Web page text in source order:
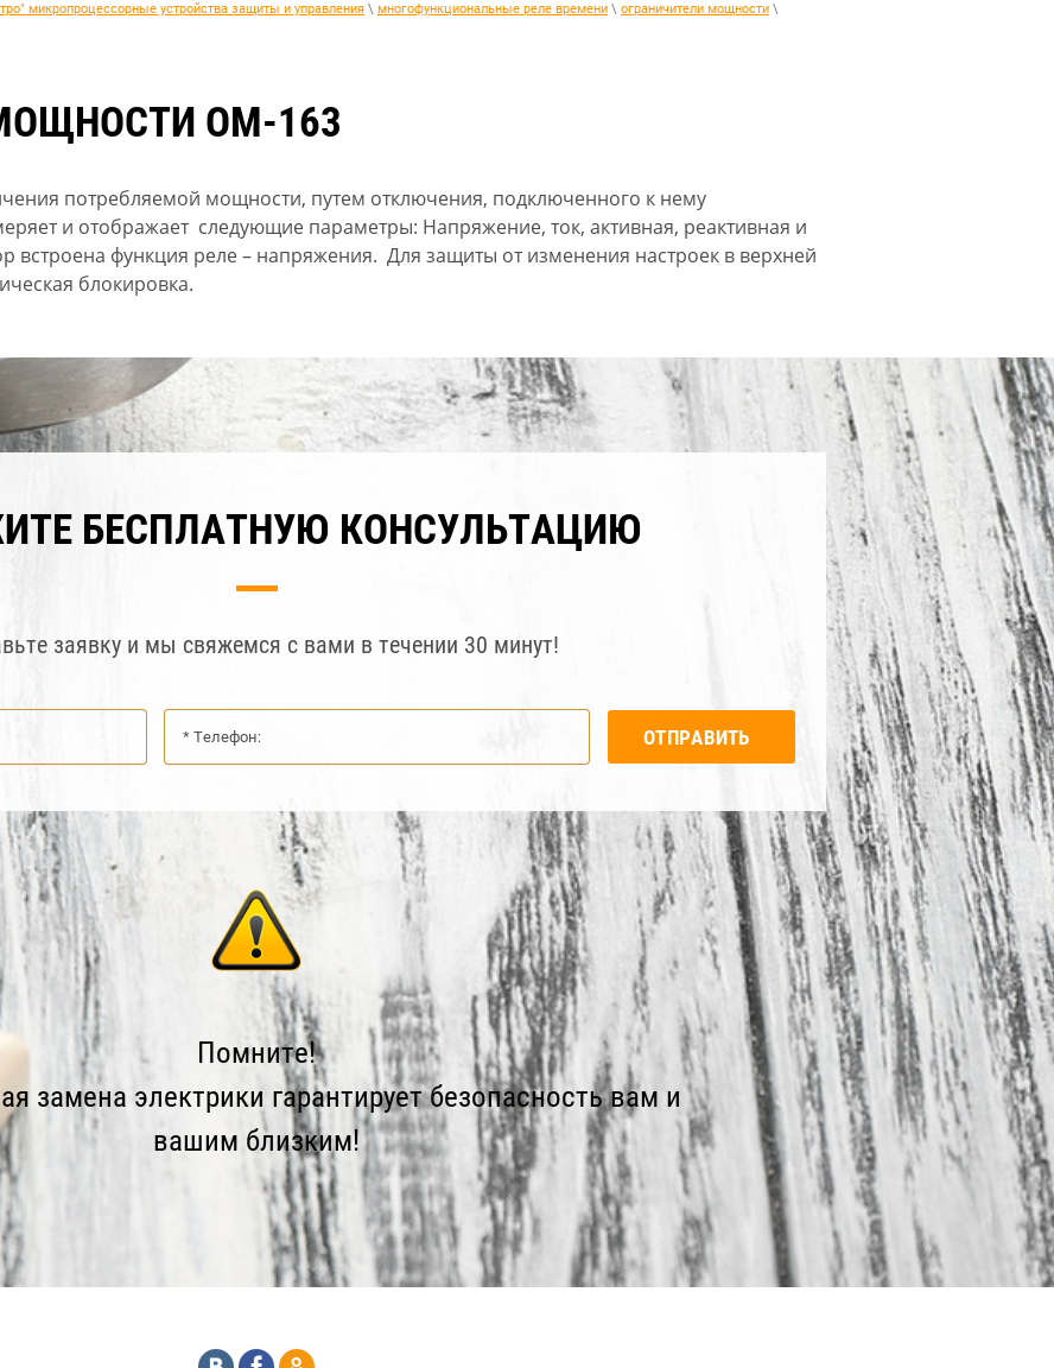
микропроцессорные устройства защиты и управления \ многофункциональные реле времени \ ограничители мощности \
ОМ-163
потребляемой мощности, путем отключения, подключенного к нему
и отображает следующие параметры: Напряжение, ток, активная, реактивная и
встроена функция реле – напряжения. Для защиты от изменения настроек в верхней
блокировка.
БЕСПЛАТНУЮ КОНСУЛЬТАЦИЮ
заявку и мы свяжемся с вами в течении 30 минут!
ОТПРАВИТЬ
Помните!
замена электрики гарантирует безопасность вам и
вашим близким!